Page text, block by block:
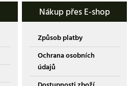
Nákup přes E-shop
Způsob platby
Ochrana osobních
údajů